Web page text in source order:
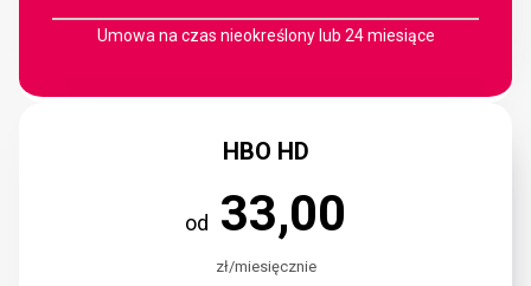
Umowa na czas nieokreślony lub 24 miesiące
HBO HD
od 33,00
zł/miesięcznie